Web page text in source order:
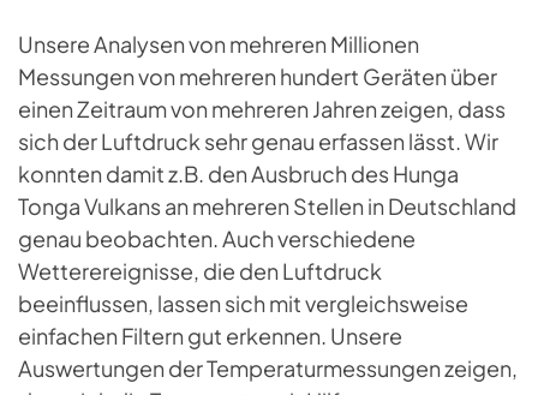
Unsere Analysen von mehreren Millionen
Messungen von mehreren hundert Geräten über
einen Zeitraum von mehreren Jahren zeigen, dass
sich der Luftdruck sehr genau erfassen lässt. Wir
konnten damit z.B. den Ausbruch des Hunga
Tonga Vulkans an mehreren Stellen in Deutschland
genau beobachten. Auch verschiedene
Wetterereignisse, die den Luftdruck
beeinflussen, lassen sich mit vergleichsweise
einfachen Filtern gut erkennen. Unsere
Auswertungen der Temperaturmessungen zeigen,